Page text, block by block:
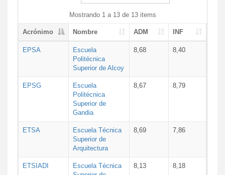
Mostrando 1 a 13 de 13 items
Acrónimo Nombre ADM INF
EPSA
Escuela
Politécnica
Superior de Alcoy
8,68 8,40
EPSG
Escuela
Politécnica
Superior de
Gandia
8,67 8,79
ETSA
Escuela Técnica
Superior de
Arquitectura
8,69 7,86
ETSIADI
Escuela Técnica
8,13 8,18